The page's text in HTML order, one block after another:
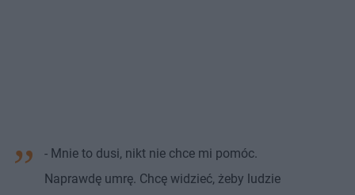
- Mnie to dusi, nikt nie chce mi pomóc.
Naprawdę umrę. Chcę widzieć, żeby ludzie